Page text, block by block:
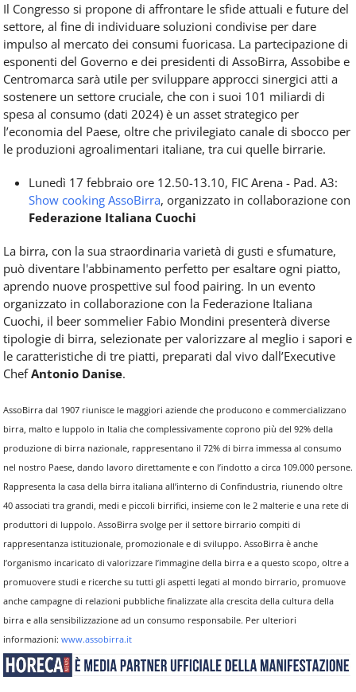
Il Congresso si propone di affrontare le sfide attuali e future del
settore, al fine di individuare soluzioni condivise per dare
impulso al mercato dei consumi fuoricasa. La partecipazione di
esponenti del Governo e dei presidenti di AssoBirra, Assobibe e
Centromarca sarà utile per sviluppare approcci sinergici atti a
sostenere un settore cruciale, che con i suoi 101 miliardi di
spesa al consumo (dati 2024) è un asset strategico per
l’economia del Paese, oltre che privilegiato canale di sbocco per
le produzioni agroalimentari italiane, tra cui quelle birrarie.
Lunedì 17 febbraio ore 12.50-13.10, FIC Arena - Pad. A3:
Show cooking AssoBirra, organizzato in collaborazione con
Federazione Italiana Cuochi
La birra, con la sua straordinaria varietà di gusti e sfumature,
può diventare l'abbinamento perfetto per esaltare ogni piatto,
aprendo nuove prospettive sul food pairing. In un evento
organizzato in collaborazione con la Federazione Italiana
Cuochi, il beer sommelier Fabio Mondini presenterà diverse
tipologie di birra, selezionate per valorizzare al meglio i sapori e
le caratteristiche di tre piatti, preparati dal vivo dall’Executive
ChefAntonio Danise.
AssoBirra dal 1907 riunisce le maggiori aziende che producono e commercializzano
birra, malto e luppolo in Italia che complessivamente coprono più del 92% della
produzione di birra nazionale, rappresentano il 72% di birra immessa al consumo
nel nostro Paese, dando lavoro direttamente e con l’indotto a circa 109.000 persone.
Rappresenta la casa della birra italiana all’interno di Confindustria, riunendo oltre
40 associati tra grandi, medi e piccoli birrifici, insieme con le 2 malterie e una rete di
produttori di luppolo. AssoBirra svolge per il settore birrario compiti di
rappresentanza istituzionale, promozionale e di sviluppo. AssoBirra è anche
l’organismo incaricato di valorizzare l’immagine della birra e a questo scopo, oltre a
promuovere studi e ricerche su tutti gli aspetti legati al mondo birrario, promuove
anche campagne di relazioni pubbliche finalizzate alla crescita della cultura della
birra e alla sensibilizzazione ad un consumo responsabile. Per ulteriori
informazioni: www.assobirra.it